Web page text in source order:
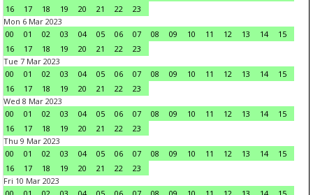
16
17 18 19 20 21 22
23
Mon 6 Mar 2023
00
01 02 03 04 05 06 07 08 09 10 11 12 13 14
15
16
17 18 19 20 21 22
23
Tue 7 Mar 2023
00
01 02 03 04 05 06 07 08 09 10 11 12 13 14
15
16
17 18 19 20 21 22
23
Wed 8 Mar 2023
00
01 02 03 04 05 06 07 08 09 10 11 12 13 14
15
16
17 18 19 20 21 22
23
Thu 9 Mar 2023
00
01 02 03 04 05 06 07 08 09 10 11 12 13 14
15
16
17 18 19 20 21 22
23
Fri 10 Mar 2023